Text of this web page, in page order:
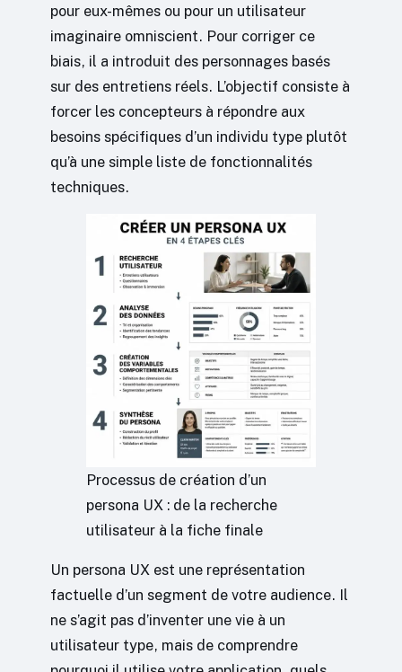
pour eux-mêmes ou pour un utilisateur
imaginaire omniscient. Pour corriger ce
biais, il a introduit des personnages basés
sur des entretiens réels. L’objectif consiste à
forcer les concepteurs à répondre aux
besoins spécifiques d’un individu type plutôt
qu’à une simple liste de fonctionnalités
techniques.
Processus de création d’un
persona UX : de la recherche
utilisateur à la fiche finale
Un persona UX est une représentation
factuelle d’un segment de votre audience. Il
ne s’agit pas d’inventer une vie à un
utilisateur type, mais de comprendre